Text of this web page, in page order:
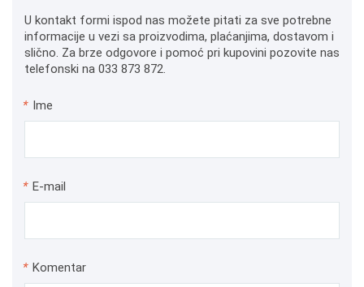
U kontakt formi ispod nas možete pitati za sve potrebne
informacije u vezi sa proizvodima, plaćanjima, dostavom i
slično. Za brze odgovore i pomoć pri kupovini pozovite nas
telefonski na 033 873 872.
* Ime
* E-mail
* Komentar